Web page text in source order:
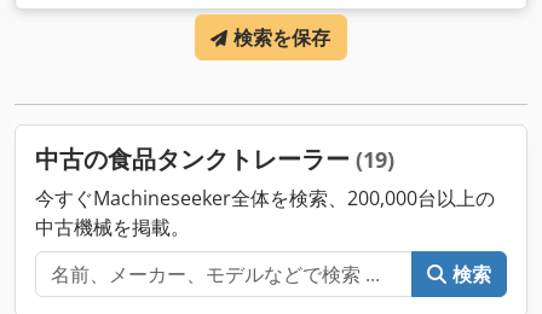
検索を保存
中古の食品タンクトレーラー (19)
今すぐMachineseeker全体を検索、200,000台以上の
中古機械を掲載。
検索